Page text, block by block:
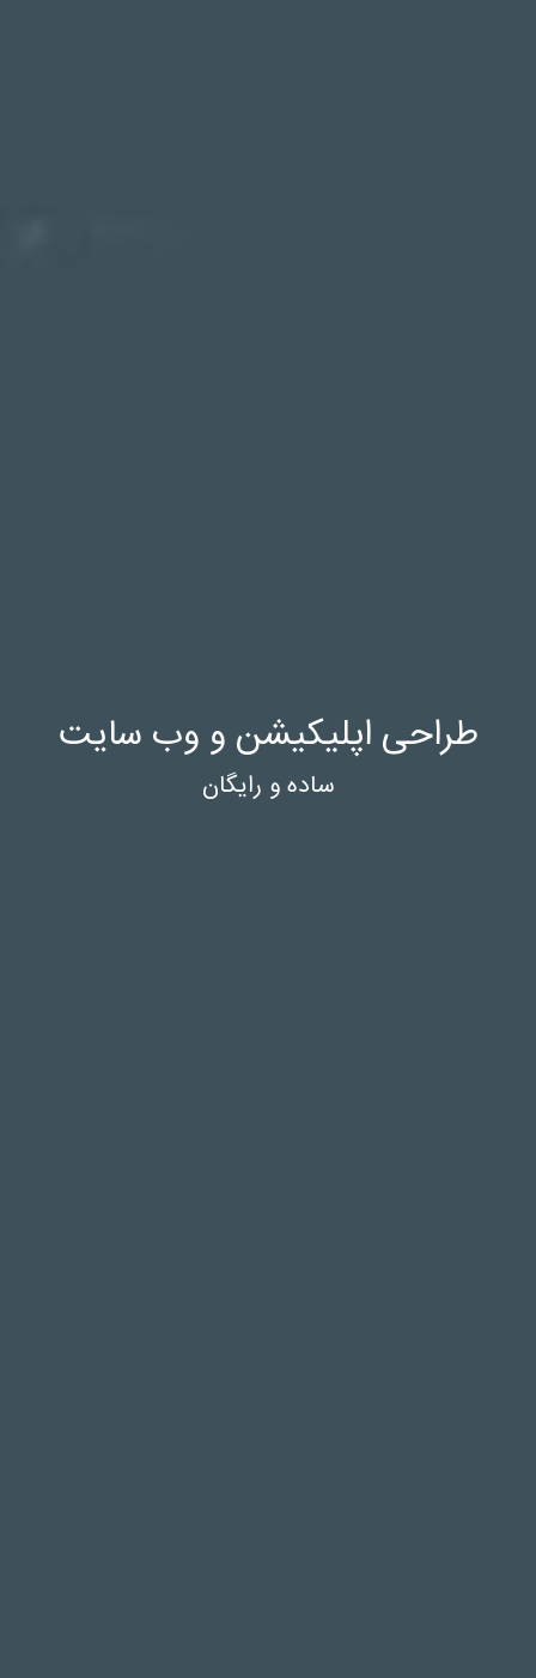
طراحی اپلیکیشن و وب سایت
ساده و رایگان